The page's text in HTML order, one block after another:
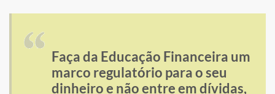
Faça da Educação Financeira um
marco regulatório para o seu
dinheiro e não entre em dívidas,